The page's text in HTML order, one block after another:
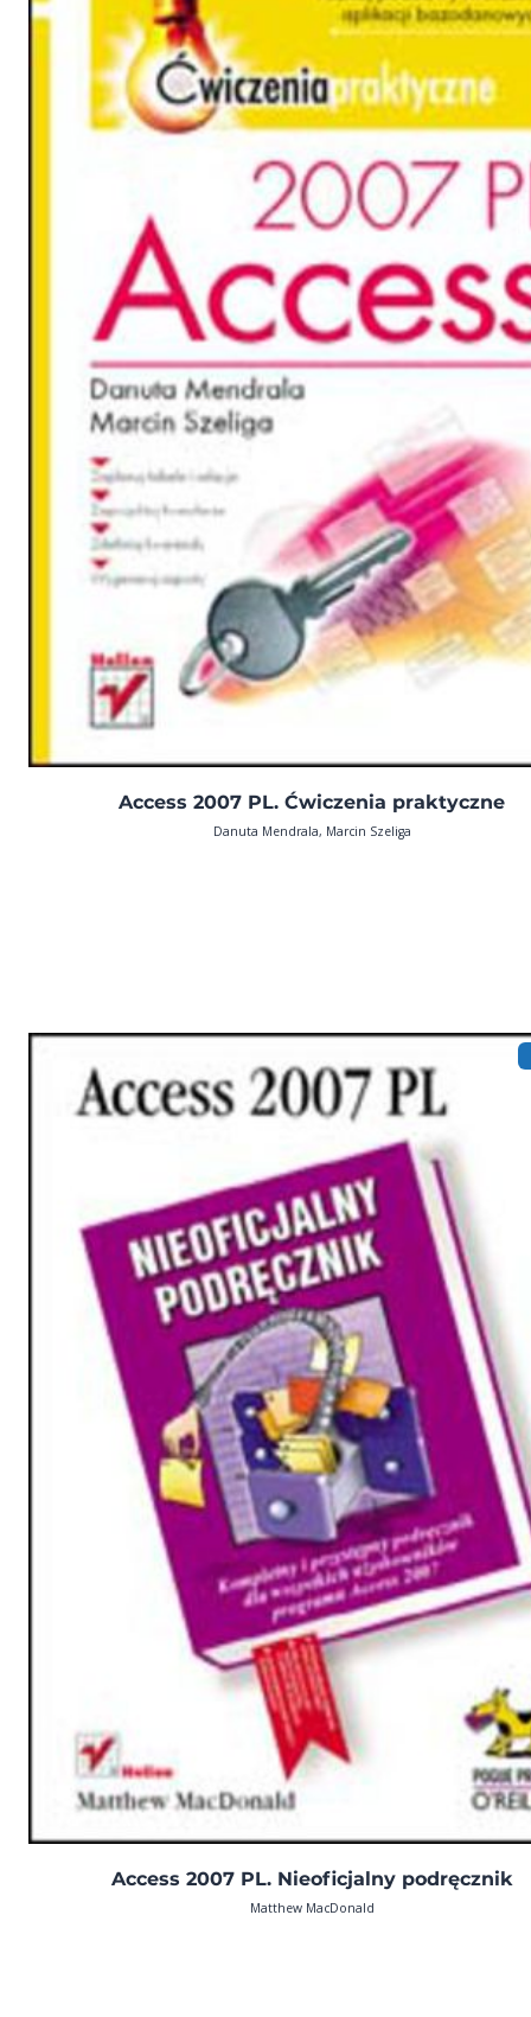
Access 2007 PL. Ćwiczenia praktyczne
Danuta Mendrala, Marcin Szeliga
Access 2007 PL. Nieoficjalny podręcznik
Matthew MacDonald